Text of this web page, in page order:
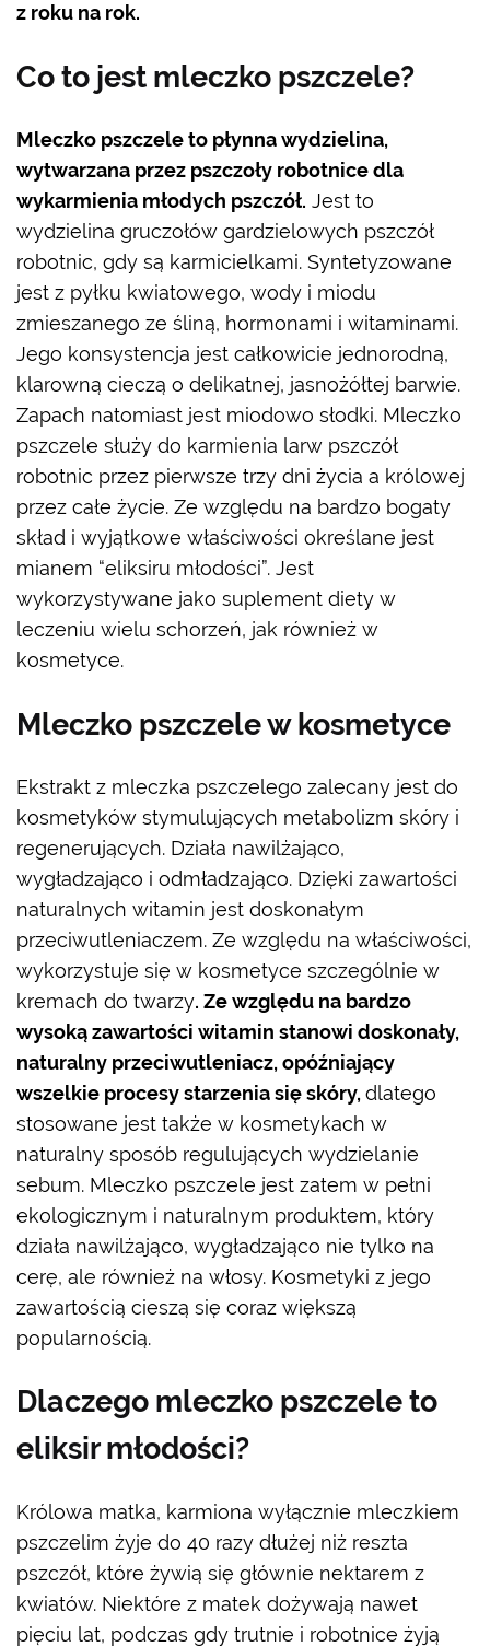
z roku na rok.
Co to jest mleczko pszczele?
Mleczko pszczele to płynna wydzielina,
wytwarzana przez pszczoły robotnice dla
wykarmienia młodych pszczół. Jest to
wydzielina gruczołów gardzielowych pszczół
robotnic, gdy są karmicielkami. Syntetyzowane
jest z pyłku kwiatowego, wody i miodu
zmieszanego ze śliną, hormonami i witaminami.
Jego konsystencja jest całkowicie jednorodną,
klarowną cieczą o delikatnej, jasnożółtej barwie.
Zapach natomiast jest miodowo słodki. Mleczko
pszczele służy do karmienia larw pszczół
robotnic przez pierwsze trzy dni życia a królowej
przez całe życie. Ze względu na bardzo bogaty
skład i wyjątkowe właściwości określane jest
mianem “eliksiru młodości”. Jest
wykorzystywane jako suplement diety w
leczeniu wielu schorzeń, jak również w
kosmetyce.
Mleczko pszczele w kosmetyce
Ekstrakt z mleczka pszczelego zalecany jest do
kosmetyków stymulujących metabolizm skóry i
regenerujących. Działa nawilżająco,
wygładzająco i odmładzająco. Dzięki zawartości
naturalnych witamin jest doskonałym
przeciwutleniaczem. Ze względu na właściwości,
wykorzystuje się w kosmetyce szczególnie w
kremach do twarzy. Ze względu na bardzo
wysoką zawartości witamin stanowi doskonały,
naturalny przeciwutleniacz, opóźniający
wszelkie procesy starzenia się skóry,dlatego
stosowane jest także w kosmetykach w
naturalny sposób regulujących wydzielanie
sebum. Mleczko pszczele jest zatem w pełni
ekologicznym i naturalnym produktem, który
działa nawilżająco, wygładzająco nie tylko na
cerę, ale również na włosy. Kosmetyki z jego
zawartością cieszą się coraz większą
popularnością.
Dlaczego mleczko pszczele to
eliksir młodości?
Królowa matka, karmiona wyłącznie mleczkiem
pszczelim żyje do 40 razy dłużej niż reszta
pszczół, które żywią się głównie nektarem z
kwiatów. Niektóre z matek dożywają nawet
pięciu lat, podczas gdy trutnie i robotnice żyją